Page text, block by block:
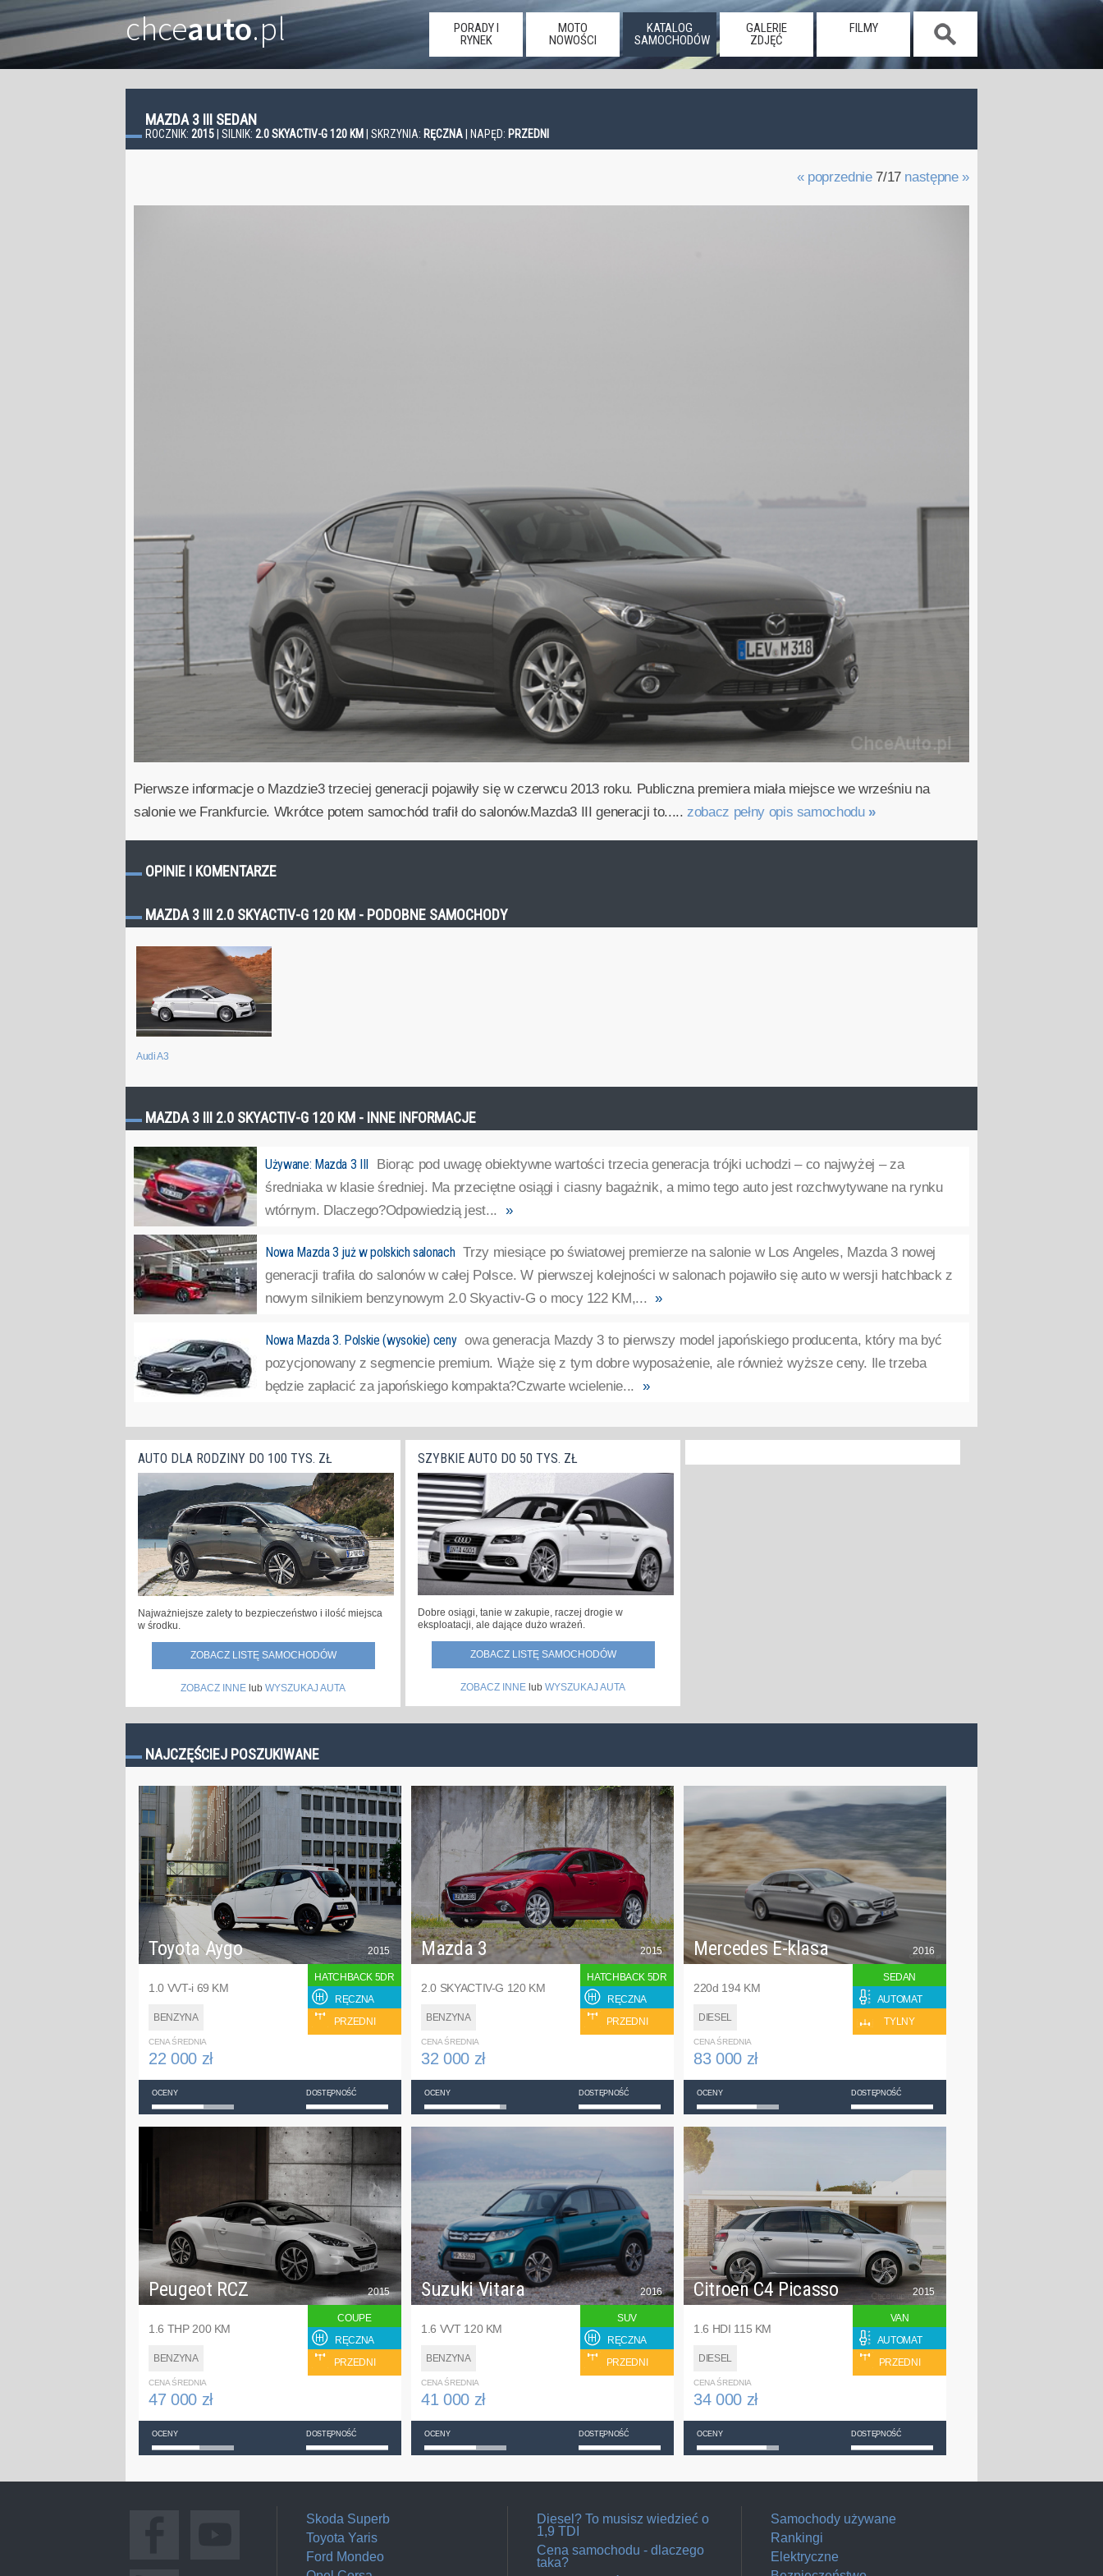
chceauto.pl
PORADY I
RYNEK
MOTO
NOWOŚCI
KATALOG
SAMOCHODÓW
GALERIE
ZDJĘĆ
FILMY
MAZDA 3 III SEDAN
ROCZNIK: 2015 | SILNIK: 2.0 SKYACTIV-G 120 KM | SKRZYNIA: RĘCZNA | NAPĘD: PRZEDNI
« poprzednie7/17 następne »
Pierwsze informacje o Mazdzie3 trzeciej generacji pojawiły się w czerwcu 2013 roku. Publiczna premiera miała miejsce we wrześniu na
salonie we Frankfurcie. Wkrótce potem samochód trafił do salonów.Mazda3 III generacji to.....zobacz pełny opis samochodu »
OPINIE I KOMENTARZE
MAZDA 3 III 2.0 SKYACTIV-G 120 KM - PODOBNE SAMOCHODY
Audi A3
MAZDA 3 III 2.0 SKYACTIV-G 120 KM - INNE INFORMACJE
Używane: Mazda 3 III Biorąc pod uwagę obiektywne wartości trzecia generacja trójki uchodzi – co najwyżej – za
średniaka w klasie średniej. Ma przeciętne osiągi i ciasny bagażnik, a mimo tego auto jest rozchwytywane na rynku
wtórnym. Dlaczego?Odpowiedzią jest... »
Nowa Mazda 3 już w polskich salonach Trzy miesiące po światowej premierze na salonie w Los Angeles, Mazda 3 nowej
generacji trafiła do salonów w całej Polsce. W pierwszej kolejności w salonach pojawiło się auto w wersji hatchback z
nowym silnikiem benzynowym 2.0 Skyactiv-G o mocy 122 KM,... »
Nowa Mazda 3. Polskie (wysokie) ceny owa generacja Mazdy 3 to pierwszy model japońskiego producenta, który ma być
pozycjonowany z segmencie premium. Wiąże się z tym dobre wyposażenie, ale również wyższe ceny. Ile trzeba
będzie zapłacić za japońskiego kompakta?Czwarte wcielenie... »
AUTO DLA RODZINY DO 100 TYS. ZŁ
Najważniejsze zalety to bezpieczeństwo i ilość miejsca
w środku.
ZOBACZ LISTĘ SAMOCHODÓW
ZOBACZ INNE lub WYSZUKAJ AUTA
SZYBKIE AUTO DO 50 TYS. ZŁ
Dobre osiągi, tanie w zakupie, raczej drogie w
eksploatacji, ale dające dużo wrażeń.
ZOBACZ LISTĘ SAMOCHODÓW
ZOBACZ INNE lub WYSZUKAJ AUTA
NAJCZĘŚCIEJ POSZUKIWANE
Toyota Aygo
1.0 VVT-i 69 KM
BENZYNA
2015
HATCHBACK 5DR
RĘCZNA
PRZEDNI
CENA ŚREDNIA
22 000 zł
OCENY DOSTĘPNOŚĆ
Mazda 3
2.0 SKYACTIV-G 120 KM
BENZYNA
2015
HATCHBACK 5DR
RĘCZNA
PRZEDNI
CENA ŚREDNIA
32 000 zł
OCENY DOSTĘPNOŚĆ
Mercedes E-klasa
220d 194 KM
DIESEL
2016
SEDAN
AUTOMAT
TYLNY
CENA ŚREDNIA
83 000 zł
OCENY DOSTĘPNOŚĆ
Peugeot RCZ
1.6 THP 200 KM
BENZYNA
2015
COUPE
RĘCZNA
PRZEDNI
CENA ŚREDNIA
47 000 zł
OCENY DOSTĘPNOŚĆ
Suzuki Vitara
1.6 VVT 120 KM
BENZYNA
2016
SUV
RĘCZNA
PRZEDNI
CENA ŚREDNIA
41 000 zł
OCENY DOSTĘPNOŚĆ
Citroen C4 Picasso
1.6 HDI 115 KM
DIESEL
2015
VAN
AUTOMAT
PRZEDNI
CENA ŚREDNIA
34 000 zł
OCENY DOSTĘPNOŚĆ
Skoda Superb
Toyota Yaris
Ford Mondeo
Diesel? To musisz wiedzieć o
1,9 TDI
Cena samochodu - dlaczego
taka?
Samochody używane
Rankingi
Elektryczne